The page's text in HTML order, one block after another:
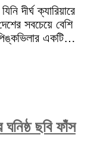
দীর্ঘ ক্যারিয়ারে
সবচেয়ে বেশি
একটি…
ছবি ফাঁস